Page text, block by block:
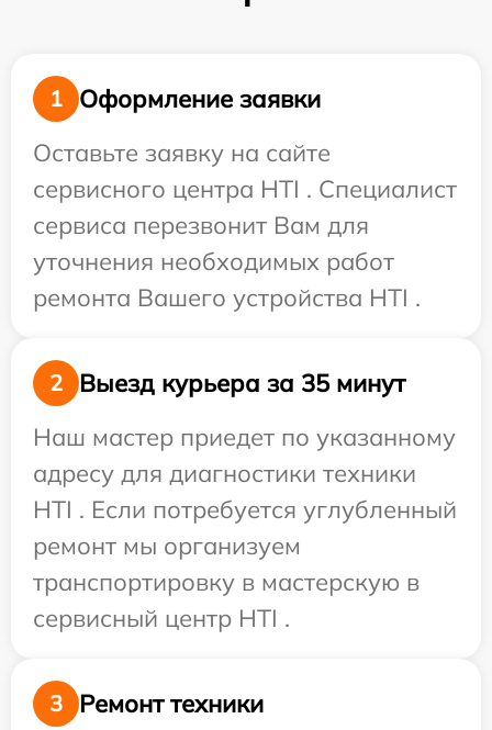
1
Оформление заявки
Оставьте заявку на сайте
сервисного центра HTI . Специалист
сервиса перезвонит Вам для
уточнения необходимых работ
ремонта Вашего устройства HTI .
2
Выезд курьера за 35 минут
Наш мастер приедет по указанному
адресу для диагностики техники
HTI . Если потребуется углубленный
ремонт мы организуем
транспортировку в мастерскую в
сервисный центр HTI .
3
Ремонт техники